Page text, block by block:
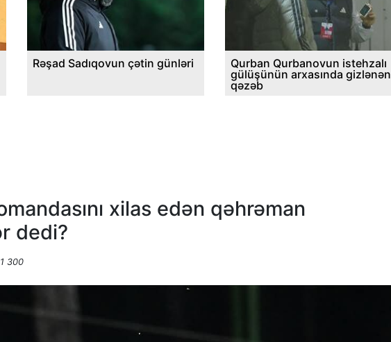
Rəşad Sadıqovun çətin günləri
Qurban Qurbanovun istehzalı
gülüşünün arxasında gizlənən
qəzəb
xilas edən qəhrəman
dedi?
1 300